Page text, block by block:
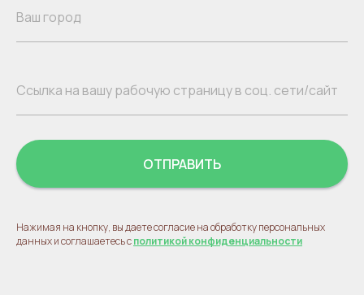
ОТПРАВИТЬ
Нажимая на кнопку, вы даете согласие на обработку персональных
данных и соглашаетесь сполитикой конфиденциальности